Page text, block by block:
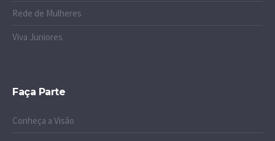
Rede de Mulheres
Viva Juniores
Faça Parte
Conheça a Visão